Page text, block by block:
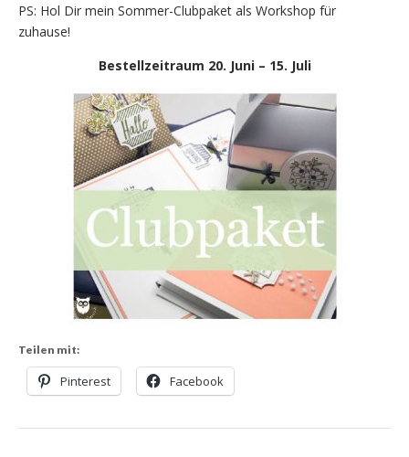
PS: Hol Dir mein Sommer-Clubpaket als Workshop für
zuhause!
Bestellzeitraum 20. Juni – 15. Juli
Teilen mit:
Pinterest Facebook